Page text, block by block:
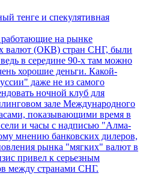
тенге и спекулятивная
работающие на рынке
валют (ОКВ) стран СНГ, были
в середине 90-х там можно
хорошие деньги. Какой-
даже не из самого
ночной клуб для
зале Международного
показывающими время в
и часы с надписью "Алма-
мнению банковских дилеров,
рынка "мягких" валют в
привел к серьезным
между странами СНГ.